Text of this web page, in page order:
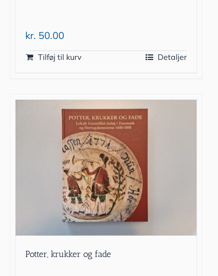
kr. 50.00
Tilføj til kurv Detaljer
Potter, krukker og fade